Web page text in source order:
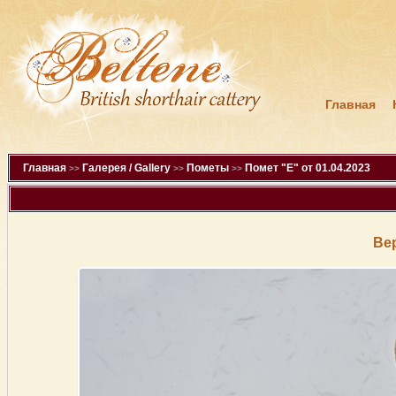
Главная
Главная >> Галерея / Gallery >> Пометы >> Помет "E" от 01.04.2023